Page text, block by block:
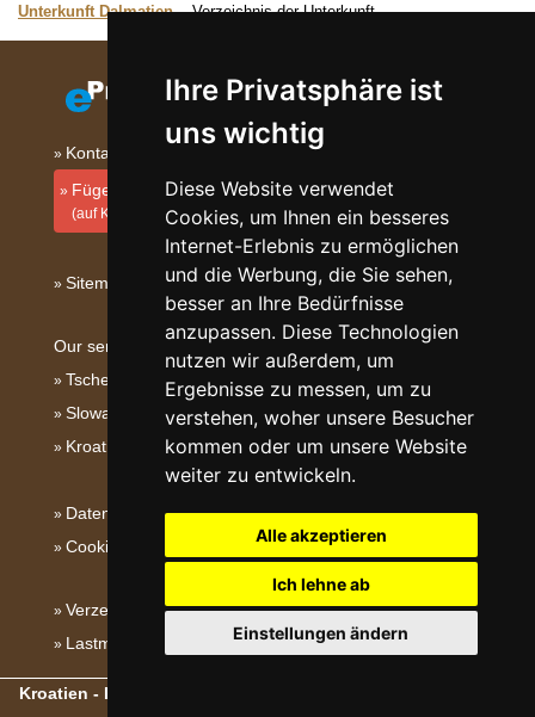
Ihre Privatsphäre ist
uns wichtig
Diese Website verwendet
Cookies, um Ihnen ein besseres
Internet-Erlebnis zu ermöglichen
und die Werbung, die Sie sehen,
besser an Ihre Bedürfnisse
anzupassen. Diese Technologien
nutzen wir außerdem, um
Ergebnisse zu messen, um zu
verstehen, woher unsere Besucher
kommen oder um unsere Website
weiter zu entwickeln.
Alle akzeptieren
Ich lehne ab
Einstellungen ändern
Unterkunft Dalmatien
Verzeichnis der Unterkunft
Kontakt
Fügen Sie Ihre Unterkunft hinzu
(auf Kroatisch)
Sitemap
Our servers:
Tschechische Gebirge
Slowakische Gebirge
Kroatien
Datenschutz
Cookies
Verzeichnis der Unterkunft
Lastminute Dalmatien
Kroatien - Kroatische Gebirge, Inseln und Küste